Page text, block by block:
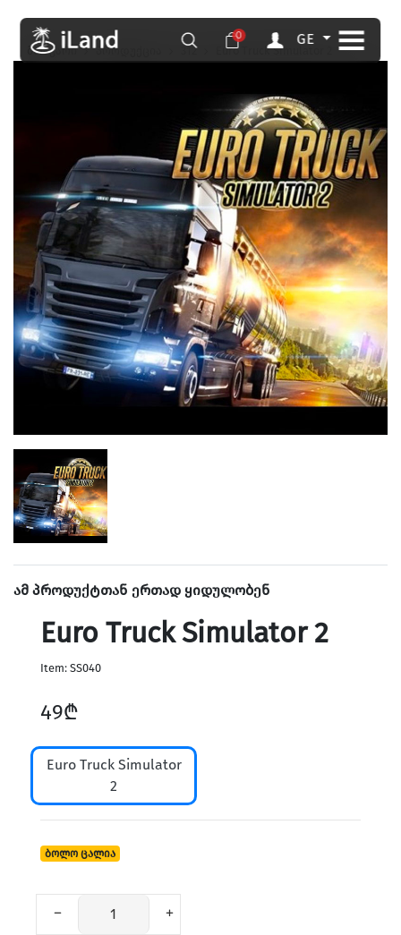
0 GE
მთავარი პროდუქცია 312 Euro Truck Simulator 2
ამ პროდუქტთან ერთად ყიდულობენ
Euro Truck Simulator 2
Item: SS040
49₾
Euro Truck Simulator
2
ბოლო ცალია